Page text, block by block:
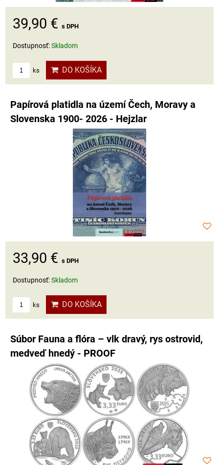
39,90 € s DPH
Dostupnosť:Skladom
ks DO KOŠÍKA
Papírová platidla na území Čech, Moravy a
Slovenska 1900- 2026 - Hejzlar
33,90 € s DPH
Dostupnosť:Skladom
ks DO KOŠÍKA
Súbor Fauna a flóra – vlk dravý, rys ostrovid,
medveď hnedý - PROOF